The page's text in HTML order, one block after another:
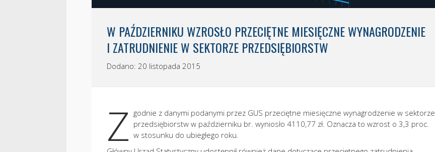
W PAŹDZIERNIKU WZROSŁO PRZECIĘTNE MIESIĘCZNE WYNAGRODZENIE
I ZATRUDNIENIE W SEKTORZE PRZEDSIĘBIORSTW
Dodano: 20 listopada 2015
Z godnie z danymi podanymi przez GUS przeciętne miesięczne wynagrodzenie w sektorze
przedsiębiorstw w październiku br. wyniosło 4110,77 zł. Oznacza to wzrost o 3,3 proc.
w stosunku do ubiegłego roku.